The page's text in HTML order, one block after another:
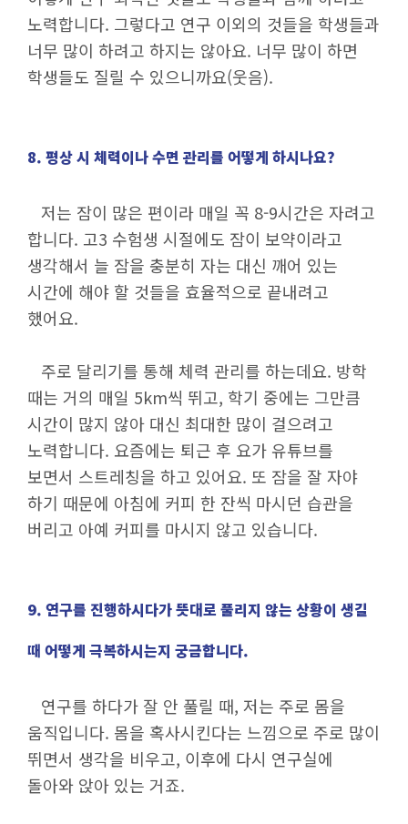
노력합니다. 그렇다고 연구 이외의 것들을 학생들과
너무 많이 하려고 하지는 않아요. 너무 많이 하면
학생들도 질릴 수 있으니까요(웃음).
8. 평상 시 체력이나 수면 관리를 어떻게 하시나요?
저는 잠이 많은 편이라 매일 꼭 8-9시간은 자려고
합니다. 고3 수험생 시절에도 잠이 보약이라고
생각해서 늘 잠을 충분히 자는 대신 깨어 있는
시간에 해야 할 것들을 효율적으로 끝내려고
했어요.
주로 달리기를 통해 체력 관리를 하는데요. 방학
때는 거의 매일 5km씩 뛰고, 학기 중에는 그만큼
시간이 많지 않아 대신 최대한 많이 걸으려고
노력합니다. 요즘에는 퇴근 후 요가 유튜브를
보면서 스트레칭을 하고 있어요. 또 잠을 잘 자야
하기 때문에 아침에 커피 한 잔씩 마시던 습관을
버리고 아예 커피를 마시지 않고 있습니다.
9. 연구를 진행하시다가 뜻대로 풀리지 않는 상황이 생길
때 어떻게 극복하시는지 궁금합니다.
연구를 하다가 잘 안 풀릴 때, 저는 주로 몸을
움직입니다. 몸을 혹사시킨다는 느낌으로 주로 많이
뛰면서 생각을 비우고, 이후에 다시 연구실에
돌아와 앉아 있는 거죠.